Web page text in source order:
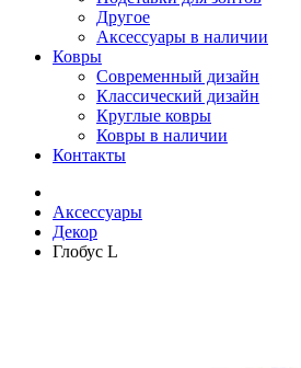
Другое
Аксессуары в наличии
Ковры
Современный дизайн
Классический дизайн
Круглые ковры
Ковры в наличии
Контакты
Аксессуары
Декор
Глобус L